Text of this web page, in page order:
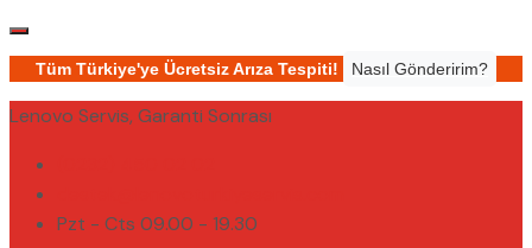
Tüm Türkiye'ye Ücretsiz Arıza Tespiti! Nasıl Gönderirim?
Lenovo Servis, Garanti Sonrası
Pzt - Cts 09.00 - 19.30